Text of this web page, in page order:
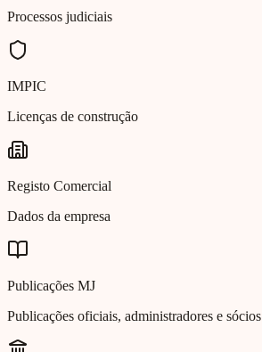
Processos judiciais
IMPIC
Licenças de construção
Registo Comercial
Dados da empresa
Publicações MJ
Publicações oficiais, administradores e sócios